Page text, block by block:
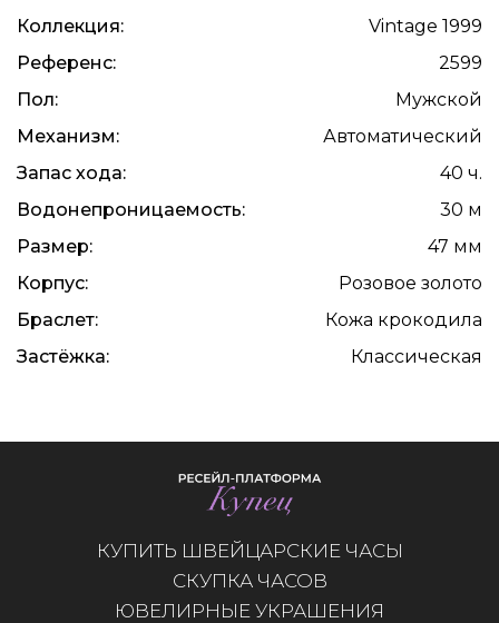
Коллекция:
Vintage 1999
Референс:
2599
Пол:
Мужской
Механизм:
Автоматический
Запас хода:
40 ч.
Водонепроницаемость:
30 м
Размер:
47 мм
Корпус:
Розовое золото
Браслет:
Кожа крокодила
Застёжка:
Классическая
КУПИТЬ ШВЕЙЦАРСКИЕ ЧАСЫ
СКУПКА ЧАСОВ
ЮВЕЛИРНЫЕ УКРАШЕНИЯ